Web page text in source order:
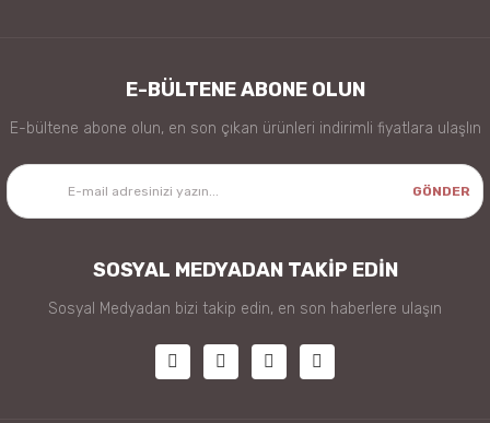
E-BÜLTENE ABONE OLUN
E-bültene abone olun, en son çıkan ürünleri indirimli fiyatlara ulaşlın
GÖNDER
SOSYAL MEDYADAN TAKİP EDİN
Sosyal Medyadan bizi takip edin, en son haberlere ulaşın